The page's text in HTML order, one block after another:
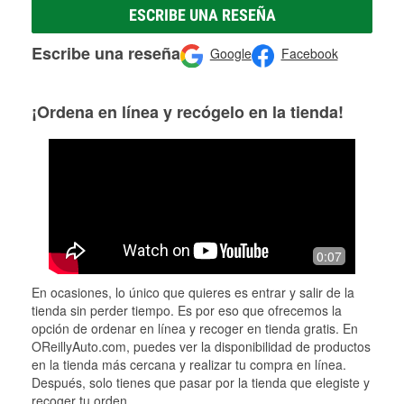
ESCRIBE UNA RESEÑA
Escribe una reseña Google Facebook
¡Ordena en línea y recógelo en la tienda!
0:07
En ocasiones, lo único que quieres es entrar y salir de la
tienda sin perder tiempo. Es por eso que ofrecemos la
opción de ordenar en línea y recoger en tienda gratis. En
OReillyAuto.com, puedes ver la disponibilidad de productos
en la tienda más cercana y realizar tu compra en línea.
Después, solo tienes que pasar por la tienda que elegiste y
recoger tu orden.